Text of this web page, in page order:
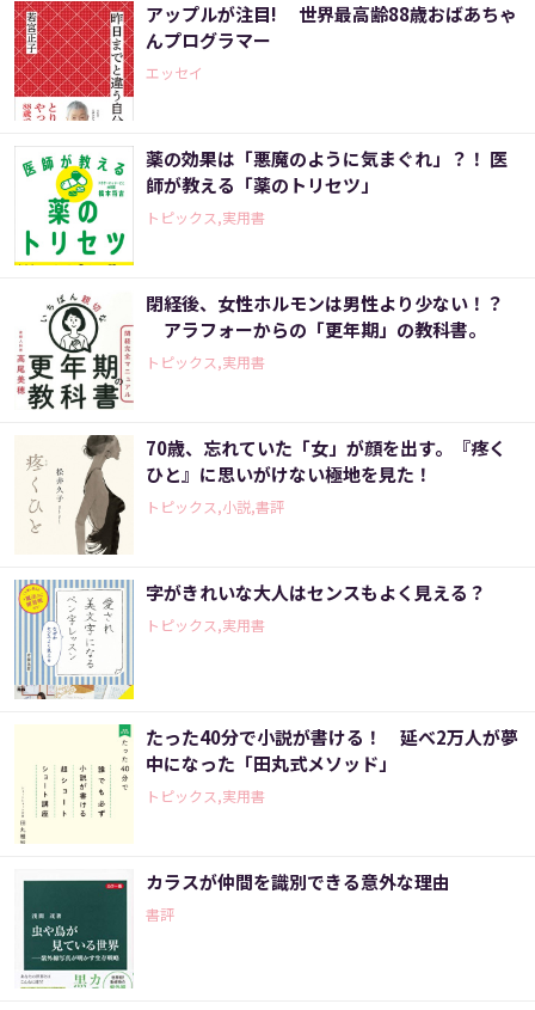
アップルが注目! 世界最高齢88歳おばあちゃ
んプログラマー
エッセイ
薬の効果は「悪魔のように気まぐれ」？！ 医
師が教える「薬のトリセツ」
トピックス,実用書
閉経後、女性ホルモンは男性より少ない！？
アラフォーからの「更年期」の教科書。
トピックス,実用書
70歳、忘れていた「女」が顔を出す。『疼く
ひと』に思いがけない極地を見た！
トピックス,小説,書評
字がきれいな大人はセンスもよく見える？
トピックス,実用書
たった40分で小説が書ける！ 延べ2万人が夢
中になった「田丸式メソッド」
トピックス,実用書
カラスが仲間を識別できる意外な理由
書評